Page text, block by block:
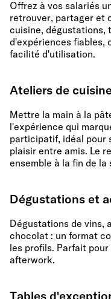
Offrez à vos salariés
retrouver, partager et
cuisine, dégustations,
d'expériences fiables,
facilité d'utilisation.
Ateliers de
Mettre la main à la
l'expérience qui
participatif, idéal pour
plaisir entre amis. Le
ensemble à la fin de la
Dégustations et
Dégustations de vins,
chocolat : un format
les profils. Parfait
afterwork.
Tables